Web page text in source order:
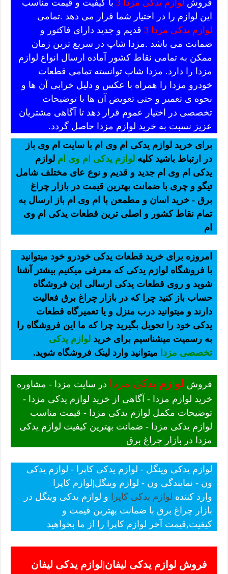
فروش لوازم یدکی مزدا 3
با کیفیت و قیمت مناسب
این لوازم را در اختیار شما قرار می دهد .تمامی
لوازم یدکی مزدا 3
قدیم و جدید دارای فاکتور و
ضمانت می باشد .مزدا شاپ در سریع ترین زمان
ممکن به تمامی نقاط کشور آماده ارسال انواع لوازم
مزدا را دارد. مزدا شاپ توانسته تمامی قطعات
خودرو مزدا را همراه با عکس و دلیل خرابی آن ها و
نحوه ی تعمیر و حتی تعویض آن ها با توضیحات
تخصصی در اختیار عموم قرار دهد تا آگاهی مشتریان
عزیز نسبت به خرید لوازم مزدا حاصل گردد.
برای خرید لوازم یدکی ام وی ام با سایت ام وی باز
در ارتباط باشید کلیه لوازم یدکی ام وی ام لوازم
یدکی ام وی ام جدید و قدیم و نوع عای مختلف شامل
تیگو و چری با ضمانت بهترین قیمت در بازار چراغ
برق - خرید اسان و مطمعن با ام وی ام باز ارسال به
تمام نقاط کشور و اصلی ترین قطعات یدکی ام وی
ام
امروزه برای خرید قطعات یدکی خودرو خود میتوانید
با فروشگاه لوازم یدکی که معرفی میکنیم بیشتر آشنا
شوید و روی قطعات یدکی ارسالی این فروشگاه
حساب باز کنید چرا که در بازار چراغ برق فعالیت
دارند و میتوانید درب منزل و یا تعمیرگاه قطعات
یدکی خود را تحویل بگیرید چرا که ما این فروشگاه را
به رسمیت میشناسیم برای خرید لوازم یدکی
تخصصی مزدا میتوانید وارد لینک فروشگاه شوید.
فروش لوازم یدکی مزدا در سایت مزدا - مشاوره
خرید لوازم مزدا - آگاهی از خرید لوازم یدکی مزدا -
توضیحات مکمل لوازم یدکی مزدا - قیمت مناسب
لوازم یدکی مزدا - ضمانت بهترین کیفیت لوازم یدکی
مزدا در بازار چراغ برق
لوازم یدکی وینگل - لوازم یدکی کاپرا - لوازم یدکی
ون - نمایندگی ون - لوازم وینگل|لوازم کاپرا
وارد کننده لوازم یدکی کاپرا
و لوازم یدکی وینگل در
بازار چراغ برق با ضمانت بهترین قیمت و
کیفیت,قیمت آخر لوازم کاپرا را از ما بخواهید
فروش لوازم یدکی لیفان|لوازم یدکی لیفان